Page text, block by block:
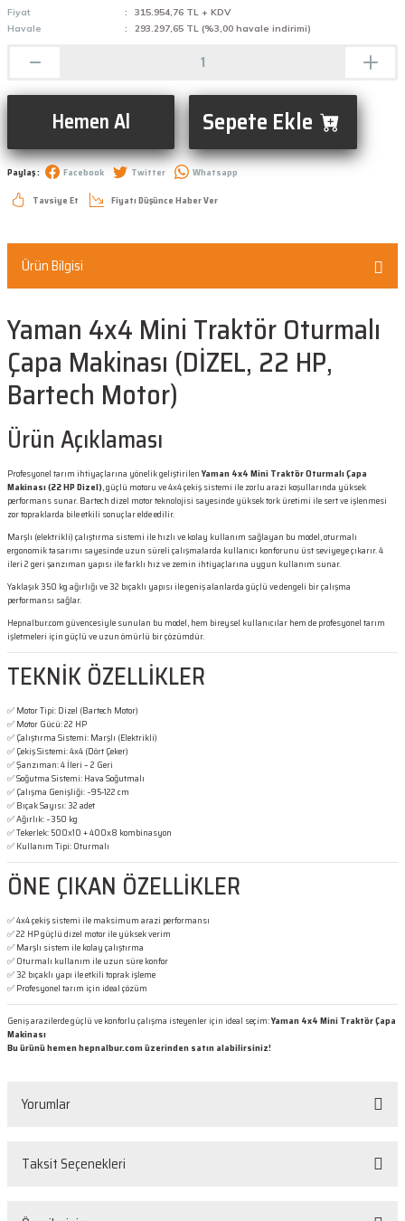
Fiyat
315.954,76 TL + KDV
Havale
293.297,65 TL (%3,00 havale indirimi)
Hemen Al Sepete Ekle
Paylaş : Facebook Twitter
Whatsapp
Tavsiye Et
Fiyatı Düşünce Haber Ver
Ürün Bilgisi
Yaman 4x4 Mini Traktör Oturmalı
Çapa Makinası (DİZEL, 22 HP,
Bartech Motor)
Ürün Açıklaması
Profesyonel tarım ihtiyaçlarına yönelik geliştirilenYaman 4x4 Mini Traktör Oturmalı Çapa
Makinası (22 HP Dizel), güçlü motoru ve 4x4 çekiş sistemi ile zorlu arazi koşullarında yüksek
performans sunar. Bartech dizel motor teknolojisi sayesinde yüksek tork üretimi ile sert ve işlenmesi
zor topraklarda bile etkili sonuçlar elde edilir.
Marşlı (elektrikli) çalıştırma sistemi ile hızlı ve kolay kullanım sağlayan bu model, oturmalı
ergonomik tasarımı sayesinde uzun süreli çalışmalarda kullanıcı konforunu üst seviyeye çıkarır. 4
ileri 2 geri şanzıman yapısı ile farklı hız ve zemin ihtiyaçlarına uygun kullanım sunar.
Yaklaşık 350 kg ağırlığı ve 32 bıçaklı yapısı ile geniş alanlarda güçlü ve dengeli bir çalışma
performansı sağlar.
Hepnalbur.com güvencesiyle sunulan bu model, hem bireysel kullanıcılar hem de profesyonel tarım
işletmeleri için güçlü ve uzun ömürlü bir çözümdür.
TEKNİK ÖZELLİKLER
✅ Motor Tipi: Dizel (Bartech Motor)
✅ Motor Gücü: 22 HP
✅ Çalıştırma Sistemi: Marşlı (Elektrikli)
✅ Çekiş Sistemi: 4x4 (Dört Çeker)
✅ Şanzıman: 4 İleri – 2 Geri
✅ Soğutma Sistemi: Hava Soğutmalı
✅ Çalışma Genişliği: ~95-122 cm
✅ Bıçak Sayısı: 32 adet
✅ Ağırlık: ~350 kg
✅ Tekerlek: 500x10 + 400x8 kombinasyon
✅ Kullanım Tipi: Oturmalı
ÖNE ÇIKAN ÖZELLİKLER
✅ 4x4 çekiş sistemi ile maksimum arazi performansı
✅ 22 HP güçlü dizel motor ile yüksek verim
✅ Marşlı sistem ile kolay çalıştırma
✅ Oturmalı kullanım ile uzun süre konfor
✅ 32 bıçaklı yapı ile etkili toprak işleme
✅ Profesyonel tarım için ideal çözüm
Geniş arazilerde güçlü ve konforlu çalışma isteyenler için ideal seçim:Yaman 4x4 Mini Traktör Çapa
Makinası
Bu ürünü hemen hepnalbur.com üzerinden satın alabilirsiniz!
Yorumlar
Taksit Seçenekleri